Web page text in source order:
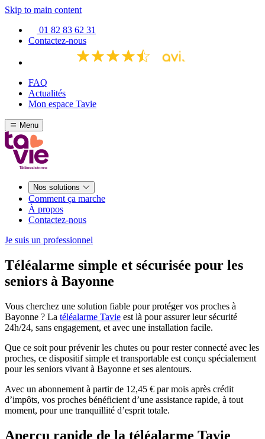
Skip to main content
01 82 83 62 31
Contactez-nous
FAQ
Actualités
Mon espace Tavie
Menu
Nos solutions
Comment ça marche
À propos
Contactez-nous
Je suis un professionnel
Téléalarme simple et sécurisée pour les
seniors à Bayonne
Vous cherchez une solution fiable pour protéger vos proches à
Bayonne ? La téléalarme Tavie est là pour assurerleur sécurité
24h/24, sans engagement, et avec une installation facile.
Que ce soit pourprévenir les chutes ou pourrester connecté avec les
proches, ce dispositif simple et transportable est conçu spécialement
pour les seniors vivant à Bayonne et ses alentours.
Avec un abonnement à partir de 12,45 € par mois après crédit
d’impôts, vos proches bénéficient d’une assistance rapide, à tout
moment, pour une tranquillité d’esprit totale.
Aperçu rapide de la téléalarme Tavie